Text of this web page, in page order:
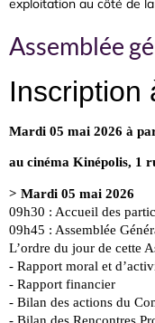
exploitation au côté de
Assemblée